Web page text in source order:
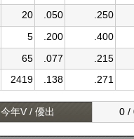
20 .050
.250
5 .200
.400
65 .077
.215
2419 .138 .271
今年V / 優出 0 /